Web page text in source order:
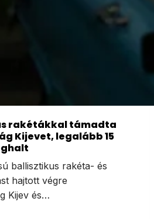
rakétákkal támadta
Kijevet, legalább 15
ballisztikus rakéta- és
hajtott végre
Kijev és…